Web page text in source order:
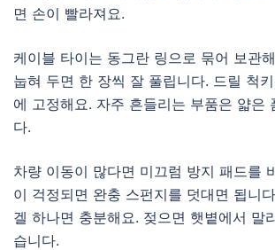
면 손이 빨라져요.
케이블 타이는 동그란 링으로 묶어 보관
눕혀 두면 한 장씩 잘 풀립니다. 드릴 척
에 고정해요. 자주 흔들리는 부품은 얇은
다.
차량 이동이 많다면 미끄럼 방지 패드를
이 걱정되면 완충 스펀지를 덧대면 됩니
겔 하나면 충분해요. 젖으면 햇볕에서 말
습니다.